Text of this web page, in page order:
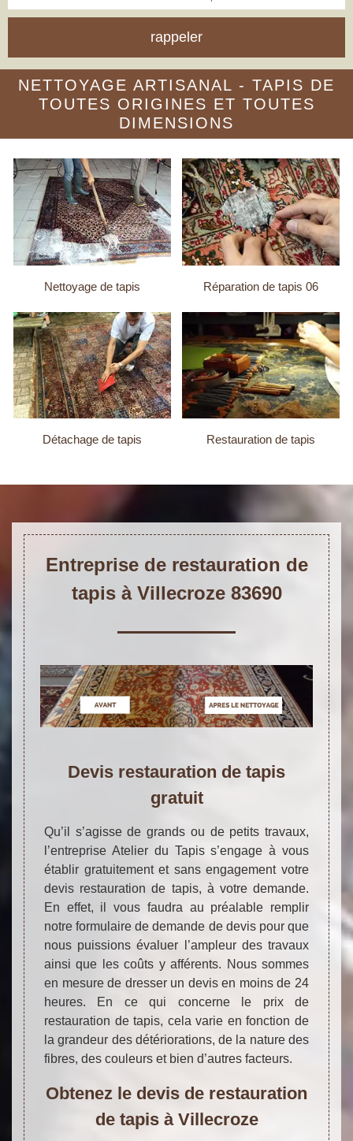
NETTOYAGE ARTISANAL - TAPIS DE
TOUTES ORIGINES ET TOUTES
DIMENSIONS
Nettoyage de tapis Réparation de tapis 06
Détachage de tapis Restauration de tapis
Entreprise de restauration de
tapis à Villecroze 83690
Devis restauration de tapis
gratuit
Qu’il s’agisse de grands ou de petits travaux,
l’entreprise Atelier du Tapis s’engage à vous
établir gratuitement et sans engagement votre
devis restauration de tapis, à votre demande.
En effet, il vous faudra au préalable remplir
notre formulaire de demande de devis pour que
nous puissions évaluer l’ampleur des travaux
ainsi que les coûts y afférents. Nous sommes
en mesure de dresser un devis en moins de 24
heures. En ce qui concerne le prix de
restauration de tapis, cela varie en fonction de
la grandeur des détériorations, de la nature des
fibres, des couleurs et bien d’autres facteurs.
Obtenez le devis de restauration
de tapis à Villecroze